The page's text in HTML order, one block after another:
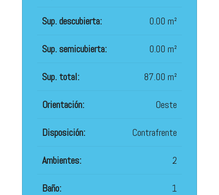
Sup. descubierta: 0.00 m²
Sup. semicubierta: 0.00 m²
Sup. total: 87.00 m²
Orientación: Oeste
Disposición: Contrafrente
Ambientes: 2
Baño: 1